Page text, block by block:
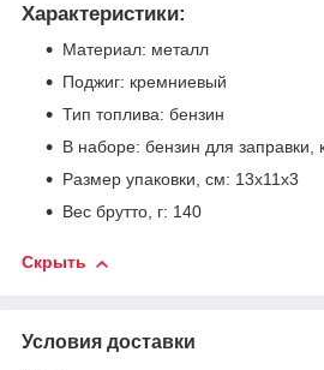
Характеристики:
Материал: металл
Поджиг: кремниевый
Тип топлива: бензин
В наборе: бензин для заправки,
Размер упаковки, см: 13х11х3
Вес брутто, г: 140
Скрыть
Условия доставки